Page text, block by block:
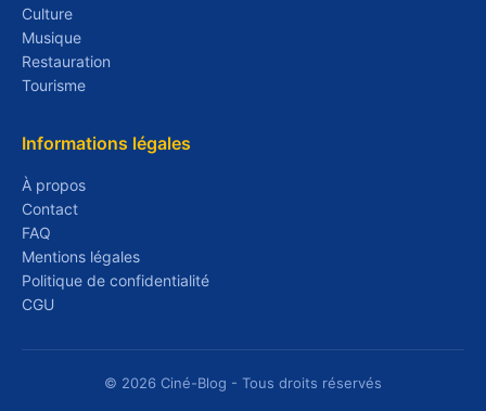
Culture
Musique
Restauration
Tourisme
Informations légales
À propos
Contact
FAQ
Mentions légales
Politique de confidentialité
CGU
© 2026 Ciné-Blog - Tous droits réservés